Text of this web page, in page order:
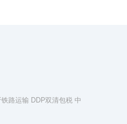
路运输 DDP双清包税 中